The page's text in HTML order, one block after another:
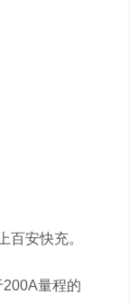
安快充。
量程的